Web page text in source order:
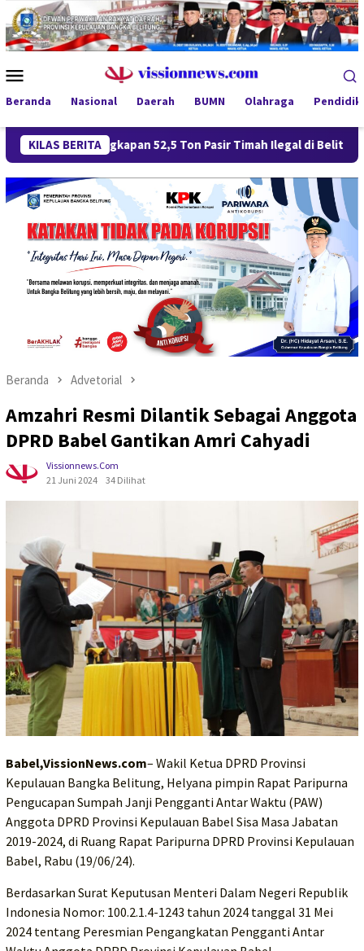
Loncat
ke
konten
Mobile
Beranda Nasional Daerah BUMN Olahraga
KILAS BERITA52,5 Ton Pasir Timah Ilegal di Belitung Berlanjut,
Beranda Advetorial
Amzahri Resmi Dilantik Sebagai Anggota
DPRD Babel Gantikan Amri Cahyadi
Vissionnews.com
21 Juni 2024
34 Dilihat
Babel,VissionNews.com– Wakil Ketua DPRD Provinsi
Kepulauan Bangka Belitung, Helyana pimpin Rapat Paripurna
Pengucapan Sumpah Janji Pengganti Antar Waktu (PAW)
Anggota DPRD Provinsi Kepulauan Babel Sisa Masa Jabatan
2019-2024, di Ruang Rapat Paripurna DPRD Provinsi Kepulauan
Babel, Rabu (19/06/24).
Berdasarkan Surat Keputusan Menteri Dalam Negeri Republik
Indonesia Nomor: 100.2.1.4-1243 tahun 2024 tanggal 31 Mei
2024 tentang Peresmian Pengangkatan Pengganti Antar